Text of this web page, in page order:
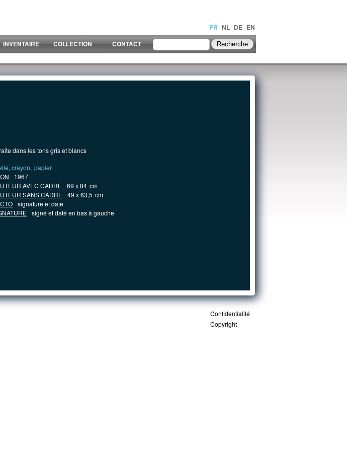
FR NL DE EN
INVENTAIRE COLLECTION CONTACT
dans les tons gris et blancs
, crayon, papier
1967
AVEC CADRE 69 x 84 cm
SANS CADRE 49 x 63,5 cm
signature et date
signé et daté en bas à gauche
Confidentialité
Copyright